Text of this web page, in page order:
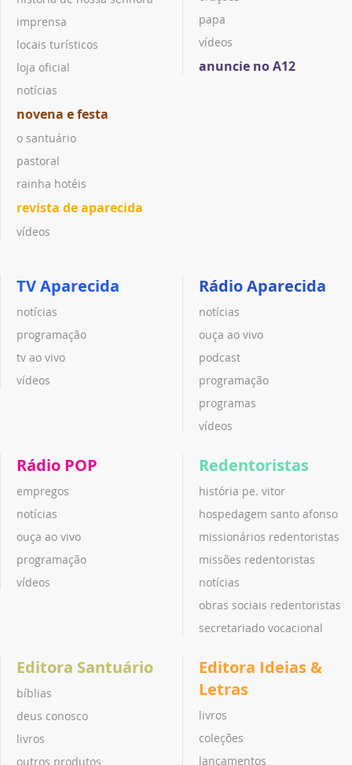
imprensa
locais turísticos
loja oficial
notícias
novena e festa
o santuário
pastoral
rainha hotéis
revista de aparecida
vídeos
papa
vídeos
anuncie no A12
TV Aparecida
notícias
programação
tv ao vivo
vídeos
Rádio Aparecida
notícias
ouça ao vivo
podcast
programação
programas
vídeos
Rádio POP
empregos
notícias
ouça ao vivo
programação
vídeos
Redentoristas
história pe. vitor
hospedagem santo afonso
missionários redentoristas
missões redentoristas
notícias
obras sociais redentoristas
secretariado vocacional
Editora Santuário
bíblias
deus conosco
livros
outros produtos
Editora Ideias &
Letras
livros
coleções
lançamentos